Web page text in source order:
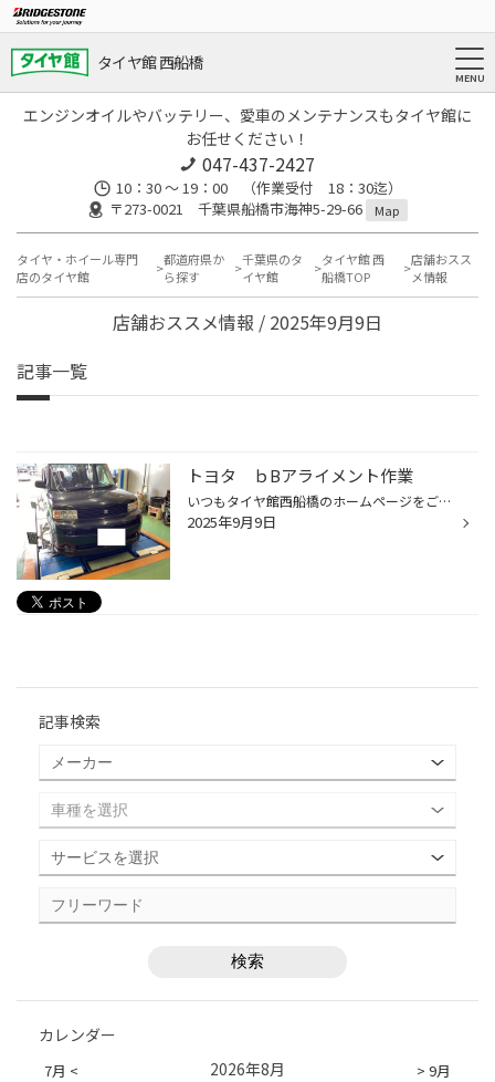
タイヤ館 西船橋
エンジンオイルやバッテリー、愛車のメンテナンスもタイヤ館に
お任せください！
047-437-2427
10：30 ～ 19：00 （作業受付 18：30迄）
〒273-0021 千葉県船橋市海神5-29-66
Map
タイヤ・ホイール専門
店のタイヤ館
都道府県か
ら探す
千葉県のタ
イヤ館
タイヤ館 西
船橋TOP
店舗おスス
メ情報
店舗おススメ情報 / 2025年9月9日
記事一覧
トヨタ ｂBアライメント作業
いつもタイヤ館西船橋のホームページをご覧いただき有難うございます！ 本日はトヨタbBのアライメント作業のご紹介です！ 突然ですが運転をする際に「なんだか最近ハンドルをまっすぐにしてもきれいに走らない」という経験はありませんか？ もしそういった症状が出ているようでしたら、それはお車の...
2025年9月9日
記事検索
カレンダー
7月 < > 9月
2026年8月